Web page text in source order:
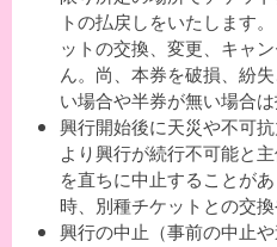
トの払戻しをいたします
ットの交換、変更、キャ
ん。尚、本券を破損、紛
い場合や半券が無い場合は
興行開始後に天災や不可
より興行が続行不可能と
を直ちに中止することが
時、別種チケットとの交
興行の中止（事前の中止